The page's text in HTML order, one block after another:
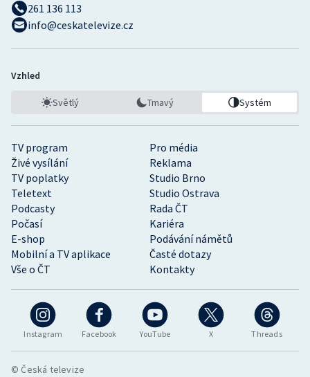
Instagram Facebook YouTube X Threads
TV program
Pro média
Živé vysílání
Reklama
TV poplatky
Studio Brno
Teletext
Studio Ostrava
Podcasty
Rada ČT
Počasí
Kariéra
E-shop
Podávání námětů
Mobilní a TV aplikace
Časté dotazy
Vše o ČT
Kontakty
261 136 113
info@ceskatelevize.cz
Vzhled
Světlý Tmavý Systém
© Česká televize